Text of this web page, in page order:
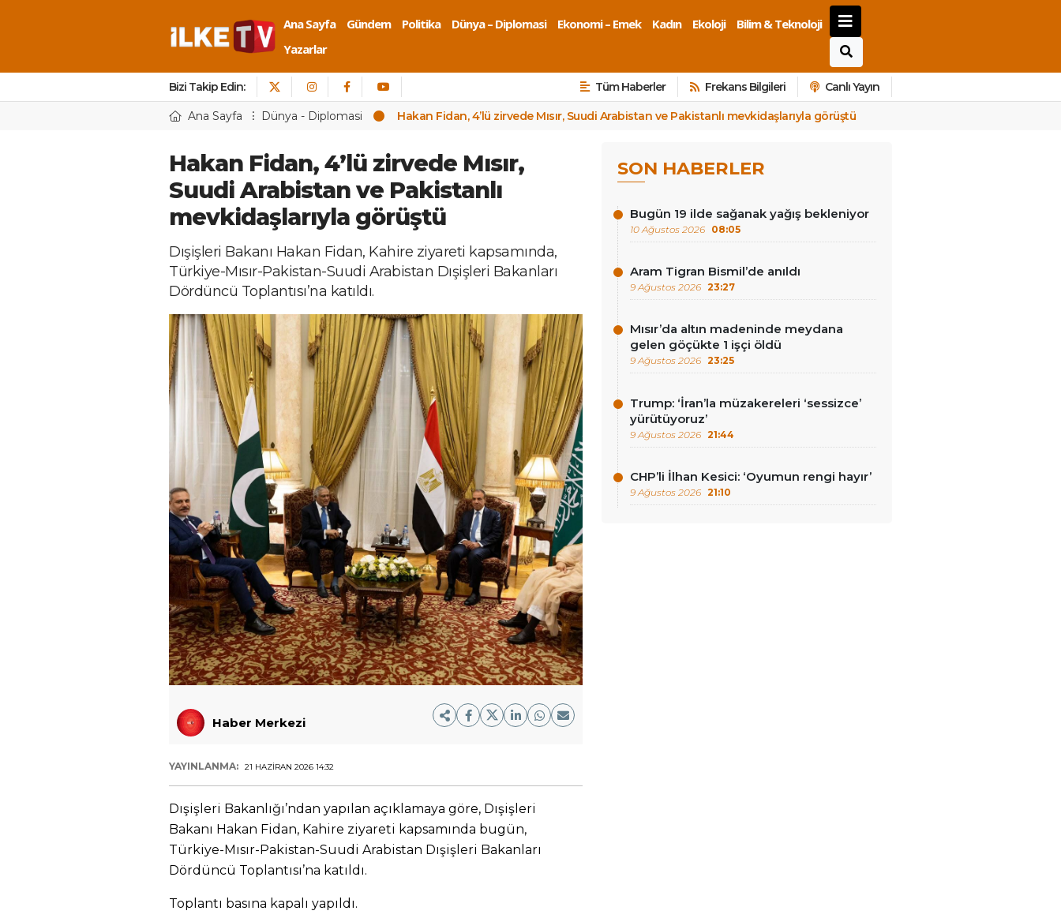
Ana Sayfa Gündem Politika Dünya – Diplomasi Ekonomi – Emek Kadın Ekoloji
Bilim & Teknoloji
Yazarlar
Bizi Takip Edin: Tüm Haberler Frekans Bilgileri Canlı Yayın
Ana Sayfa Dünya - Diplomasi Hakan Fidan, 4’lü zirvede Mısır, Suudi Arabistan ve Pakistanlı mevkidaşlarıyla görüştü
Hakan Fidan, 4’lü zirvede Mısır,
Suudi Arabistan ve Pakistanlı
mevkidaşlarıyla görüştü
Dışişleri Bakanı Hakan Fidan, Kahire ziyareti kapsamında,
Türkiye-Mısır-Pakistan-Suudi Arabistan Dışişleri Bakanları
Dördüncü Toplantısı’na katıldı.
Haber Merkezi
YAYINLANMA: 21 HAZIRAN 2026 14:32
Dışişleri Bakanlığı’ndan yapılan açıklamaya göre, Dışişleri
Bakanı Hakan Fidan, Kahire ziyareti kapsamında bugün,
Türkiye-Mısır-Pakistan-Suudi Arabistan Dışişleri Bakanları
Dördüncü Toplantısı’na katıldı.
Toplantı basına kapalı yapıldı.
SON HABERLER
Bugün 19 ilde sağanak yağış bekleniyor
10 Ağustos 2026 08:05
Aram Tigran Bismil’de anıldı
9 Ağustos 2026 23:27
Mısır’da altın madeninde meydana
gelen göçükte 1 işçi öldü
9 Ağustos 2026 23:25
Trump: ‘İran’la müzakereleri ‘sessizce’
yürütüyoruz’
9 Ağustos 2026 21:44
CHP’li İlhan Kesici: ‘Oyumun rengi hayır’
9 Ağustos 2026 21:10